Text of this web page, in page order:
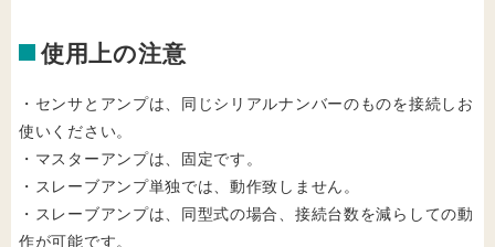
使用上の注意
・センサとアンプは、同じシリアルナンバーのものを接続しお
使いください。
・マスターアンプは、固定です。
・スレーブアンプ単独では、動作致しません。
・スレーブアンプは、同型式の場合、接続台数を減らしての動
作が可能です。